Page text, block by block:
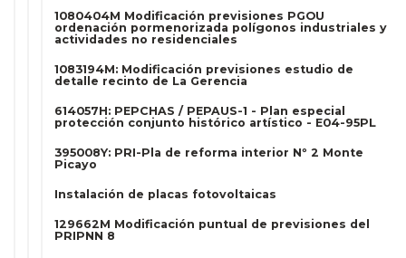
1080404M Modificación previsiones PGOU
ordenación pormenorizada polígonos industriales y
actividades no residenciales
1083194M: Modificación previsiones estudio de
detalle recinto de La Gerencia
614057H: PEPCHAS / PEPAUS-1 - Plan especial
protección conjunto histórico artístico - E04-95PL
395008Y: PRI-Pla de reforma interior Nº 2 Monte
Picayo
Instalación de placas fotovoltaicas
129662M Modificación puntual de previsiones del
PRIPNN 8